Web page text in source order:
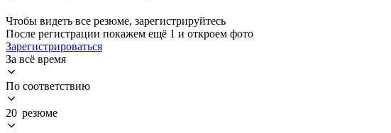
Чтобы видеть все резюме, зарегистрируйтесь
После регистрации покажем ещё 1 и откроем фото
Зарегистрироваться
За всё время
По соответствию
20 резюме